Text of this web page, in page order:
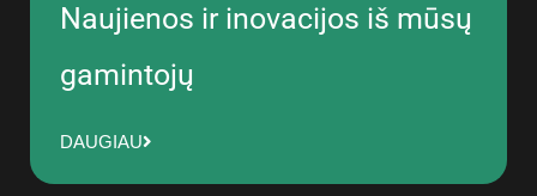
Naujienos ir inovacijos iš mūsų
gamintojų
DAUGIAU